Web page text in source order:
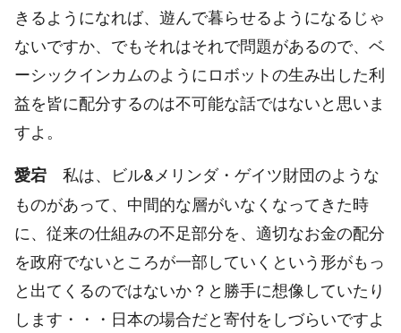
きるようになれば、遊んで暮らせるようになるじゃ
ないですか、でもそれはそれで問題があるので、ベ
ーシックインカムのようにロボットの生み出した利
益を皆に配分するのは不可能な話ではないと思いま
すよ。
愛宕 私は、ビル&メリンダ・ゲイツ財団のような
ものがあって、中間的な層がいなくなってきた時
に、従来の仕組みの不足部分を、適切なお金の配分
を政府でないところが一部していくという形がもっ
と出てくるのではないか？と勝手に想像していたり
します・・・日本の場合だと寄付をしづらいですよ